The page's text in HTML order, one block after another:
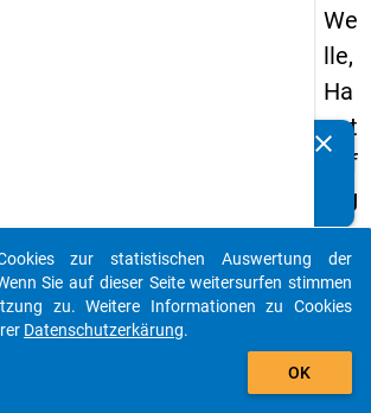
We
lle,
Ha
upt
bef
rag
un
g
2
clear
auto_stories
add_shopping_cart
zur statistischen Auswertung der
Sie auf dieser Seite weitersurfen stimmen
zu. Weitere Informationen zu Cookies
Datenschutzerkärung.
OK